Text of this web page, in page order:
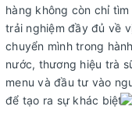
hàng không còn chỉ
trải nghiệm đầy đủ về
chuyển mình trong
nước, thương hiệu trà
menu và đầu tư vào
để tạo ra sự khác biệt.